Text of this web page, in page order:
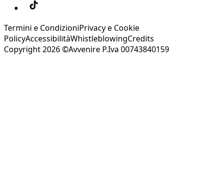
Termini e CondizioniPrivacy e Cookie
PolicyAccessibilitàWhistleblowingCredits
Copyright 2026 ©Avvenire P.Iva 00743840159